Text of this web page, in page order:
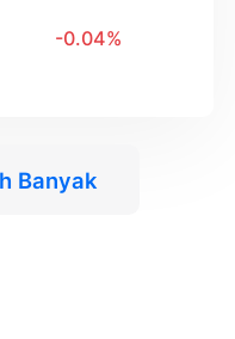
-0.04%
Banyak